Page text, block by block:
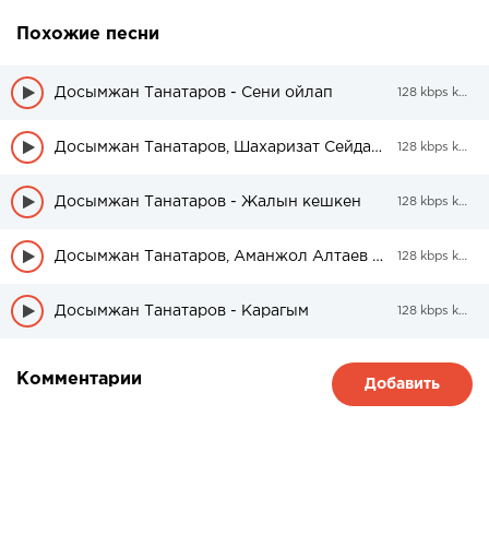
Похожие песни
Досымжан Танатаров - Сени ойлап 128 kbps kbps
Досымжан Танатаров, Шахаризат Сейдахмет - Онердин кокпаршысы 128 kbps kbps
Досымжан Танатаров - Жалын кешкен 128 kbps kbps
Досымжан Танатаров, Аманжол Алтаев - Омир 128 kbps kbps
Досымжан Танатаров - Карагым 128 kbps kbps
Комментарии Добавить